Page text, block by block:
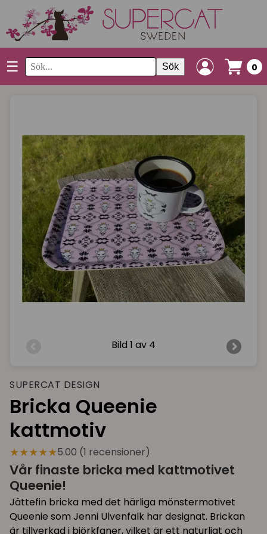
☰ Sök 0
Bild 1 av 4
SUPERCAT DESIGN
Bricka Queenie
kattmotiv
★★★★★5.00 (1 recensioner)
Vår finaste bricka med kattmotivet
Queenie!
Jättefin bricka med det härliga mönstermotivet
Queenie som Jenni Ulvenfalk har designat. Brickan
är tillverkad i björkfaner, vilket är ett naturligt och